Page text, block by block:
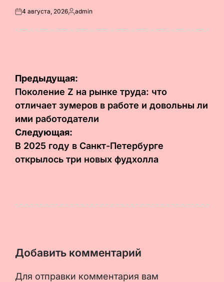
Опубликовано
4 августа, 2026Запись
admin
Навигация
по
записям
Предыдущая:
Поколение Z на рынке труда: что
отличает зумеров в работе и довольны ли
ими работодатели
Следующая:
В 2025 году в Санкт-Петербурге
открылось три новых фудхолла
Добавить комментарий
Для отправки комментария вам